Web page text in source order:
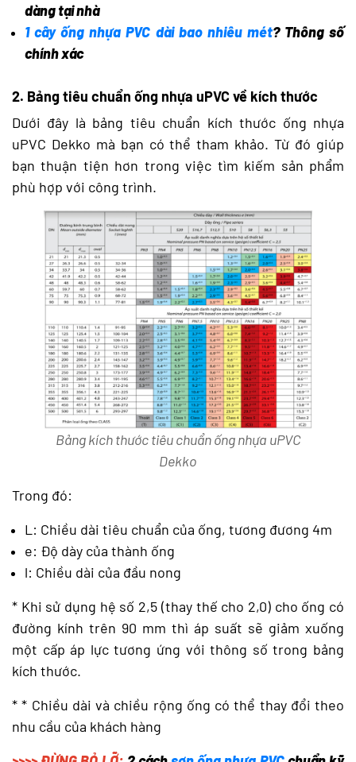
dàng tại nhà
1 cây ống nhựa PVC dài bao nhiêu mét? Thông số
chính xác
2. Bảng tiêu chuẩn ống nhựa uPVC về kích thước
Dưới đây là bảng tiêu chuẩn kích thước ống nhựa
uPVC Dekko mà bạn có thể tham khảo. Từ đó giúp
bạn thuận tiện hơn trong việc tìm kiếm sản phẩm
phù hợp với công trình.
Bảng kích thước tiêu chuẩn ống nhựa uPVC
Dekko
Trong đó:
L: Chiều dài tiêu chuẩn của ống, tương đương 4m
e: Độ dày của thành ống
l: Chiều dài của đầu nong
* Khi sử dụng hệ số 2,5 (thay thế cho 2,0) cho ống có
đường kính trên 90 mm thì áp suất sẽ giảm xuống
một cấp áp lực tương ứng với thông số trong bảng
kích thước.
* * Chiều dài và chiều rộng ống có thể thay đổi theo
nhu cầu của khách hàng